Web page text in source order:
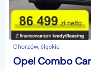
Chorzów, śląskie